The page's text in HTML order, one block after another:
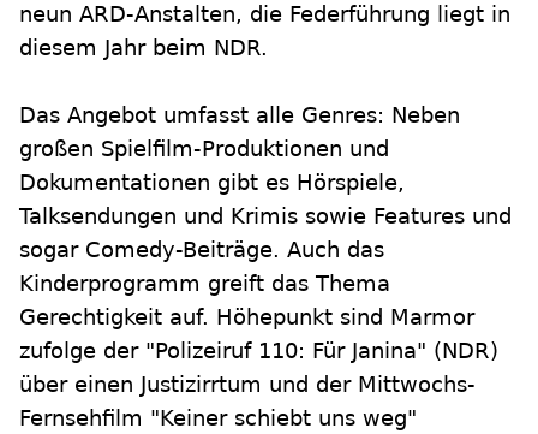
neun ARD-Anstalten, die Federführung liegt in
diesem Jahr beim NDR.
Das Angebot umfasst alle Genres: Neben
großen Spielfilm-Produktionen und
Dokumentationen gibt es Hörspiele,
Talksendungen und Krimis sowie Features und
sogar Comedy-Beiträge. Auch das
Kinderprogramm greift das Thema
Gerechtigkeit auf. Höhepunkt sind Marmor
zufolge der "Polizeiruf 110: Für Janina" (NDR)
über einen Justizirrtum und der Mittwochs-
Fernsehfilm "Keiner schiebt uns weg"